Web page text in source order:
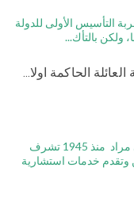
التأسيس الأولى للدولة
ولكن بالتأك...
الحاكمة اولا...
واشنطن: القوات السعودية ضعيفة ومفككة علي مراد منذ 1945 تشرف
وتقدم خدمات استشارية